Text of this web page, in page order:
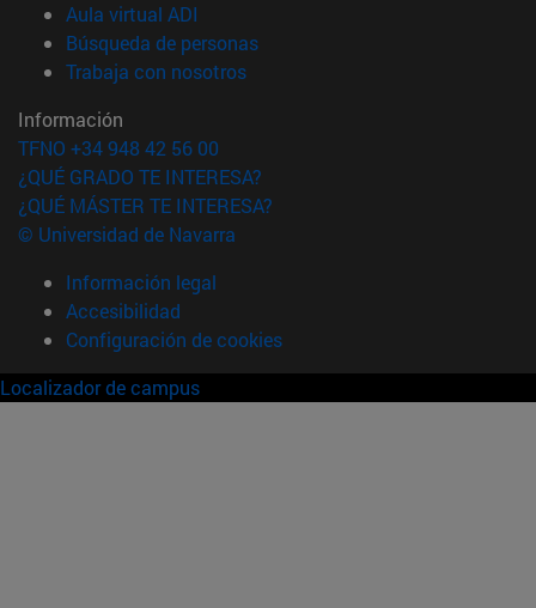
Aula virtual ADI
Búsqueda de personas(abre en nueva ventana)
Trabaja con nosotros(abre en nueva ventana)
Información
TFNO +34 948 42 56 00
¿QUÉ GRADO TE INTERESA?
¿QUÉ MÁSTER TE INTERESA?
© Universidad de Navarra
Información legal
Accesibilidad
Configuración de cookies
Localizador de campus